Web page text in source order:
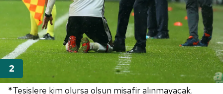
*Tesislere kim olursa olsun misafir alınmayacak.